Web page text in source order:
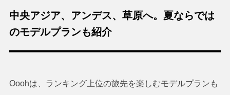
中央アジア、アンデス、草原へ。夏ならでは
のモデルプランも紹介
Ooohは、ランキング上位の旅先を楽しむモデルプランも